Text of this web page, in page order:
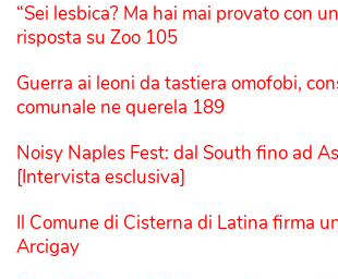
“Sei lesbica? Ma hai mai provato con
risposta su Zoo 105
Guerra ai leoni da tastiera omofobi,
comunale ne querela 189
Noisy Naples Fest: dal South fino ad
[Intervista esclusiva]
Il Comune di Cisterna di Latina firma
Arcigay